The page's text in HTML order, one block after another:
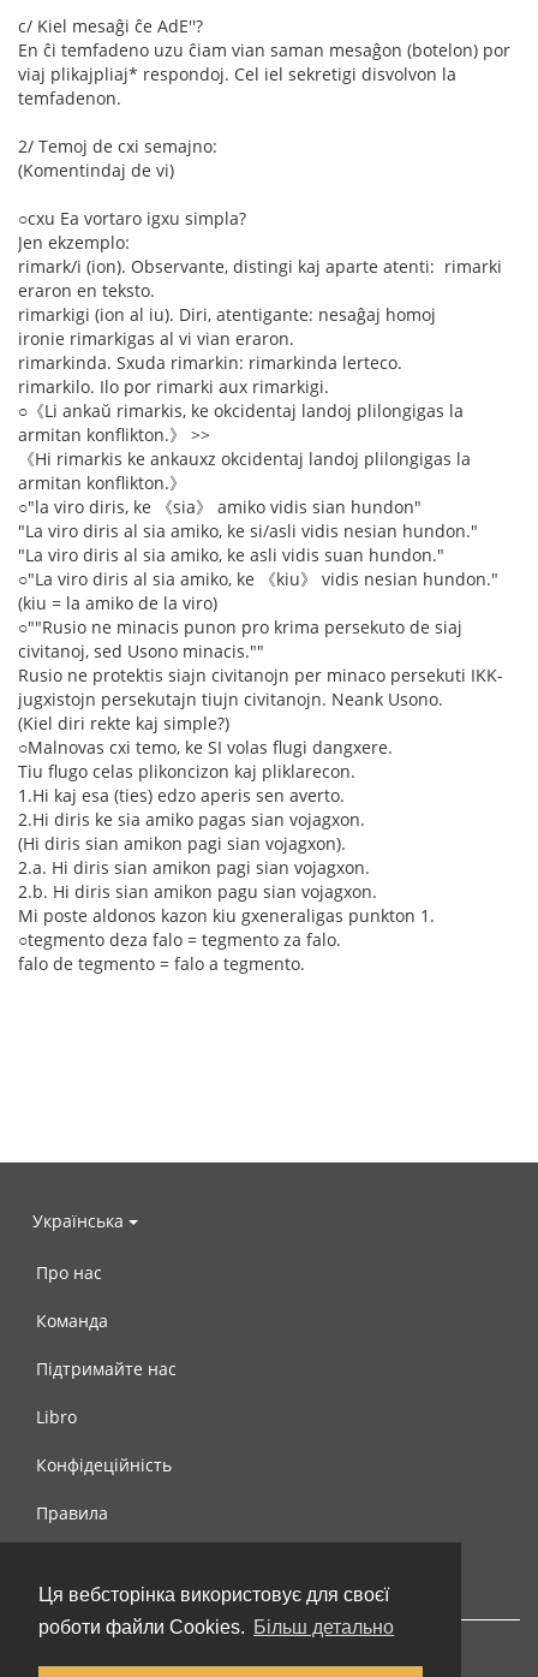
Ця вебсторінка використовує для своєї
роботи файли Cookies. Більш детально
c/ Kiel mesaĝi ĉe AdE''?
En ĉi temfadeno uzu ĉiam vian saman mesaĝon (botelon) por
viaj plikajpliaj* respondoj. Cel iel sekretigi disvolvon la
temfadenon.
2/ Temoj de cxi semajno:
(Komentindaj de vi)
○cxu Ea vortaro igxu simpla?
Jen ekzemplo:
rimark/i (ion). Observante, distingi kaj aparte atenti: rimarki
eraron en teksto.
rimarkigi (ion al iu). Diri, atentigante: nesaĝaj homoj
ironie rimarkigas al vi vian eraron.
rimarkinda. Sxuda rimarkin: rimarkinda lerteco.
rimarkilo. Ilo por rimarki aux rimarkigi.
○《Li ankaŭ rimarkis, ke okcidentaj landoj plilongigas la
armitan konflikton.》 >>
《Hi rimarkis ke ankauxz okcidentaj landoj plilongigas la
armitan konflikton.》
○"la viro diris, ke 《sia》 amiko vidis sian hundon"
"La viro diris al sia amiko, ke si/asli vidis nesian hundon."
"La viro diris al sia amiko, ke asli vidis suan hundon."
○"La viro diris al sia amiko, ke 《kiu》 vidis nesian hundon."
(kiu = la amiko de la viro)
○""Rusio ne minacis punon pro krima persekuto de siaj
civitanoj, sed Usono minacis.""
Rusio ne protektis siajn civitanojn per minaco persekuti IKK-
jugxistojn persekutajn tiujn civitanojn. Neank Usono.
(Kiel diri rekte kaj simple?)
○Malnovas cxi temo, ke SI volas flugi dangxere.
Tiu flugo celas plikoncizon kaj pliklarecon.
1.Hi kaj esa (ties) edzo aperis sen averto.
2.Hi diris ke sia amiko pagas sian vojagxon.
(Hi diris sian amikon pagi sian vojagxon).
2.a. Hi diris sian amikon pagi sian vojagxon.
2.b. Hi diris sian amikon pagu sian vojagxon.
Mi poste aldonos kazon kiu gxeneraligas punkton 1.
○tegmento deza falo = tegmento za falo.
falo de tegmento = falo a tegmento.
Українська
Про нас
Команда
Підтримайте нас
Libro
Конфідеційність
Правила